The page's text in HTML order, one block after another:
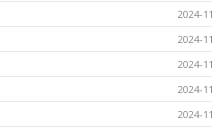
2024-
2024-
2024-
2024-
2024-